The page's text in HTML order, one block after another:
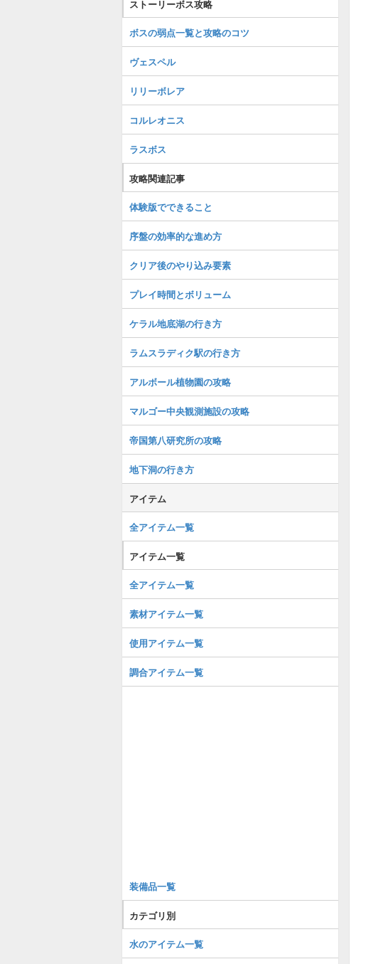
ストーリーボス攻略
ボスの弱点一覧と攻略のコツ
ヴェスペル
リリーボレア
コルレオニス
ラスボス
攻略関連記事
体験版でできること
序盤の効率的な進め方
クリア後のやり込み要素
プレイ時間とボリューム
ケラル地底湖の行き方
ラムスラディク駅の行き方
アルボール植物園の攻略
マルゴー中央観測施設の攻略
帝国第八研究所の攻略
地下洞の行き方
アイテム
全アイテム一覧
アイテム一覧
全アイテム一覧
素材アイテム一覧
使用アイテム一覧
調合アイテム一覧
装備品一覧
カテゴリ別
水のアイテム一覧